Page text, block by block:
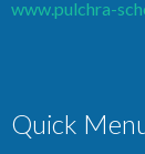
www.pulchra-
Quick